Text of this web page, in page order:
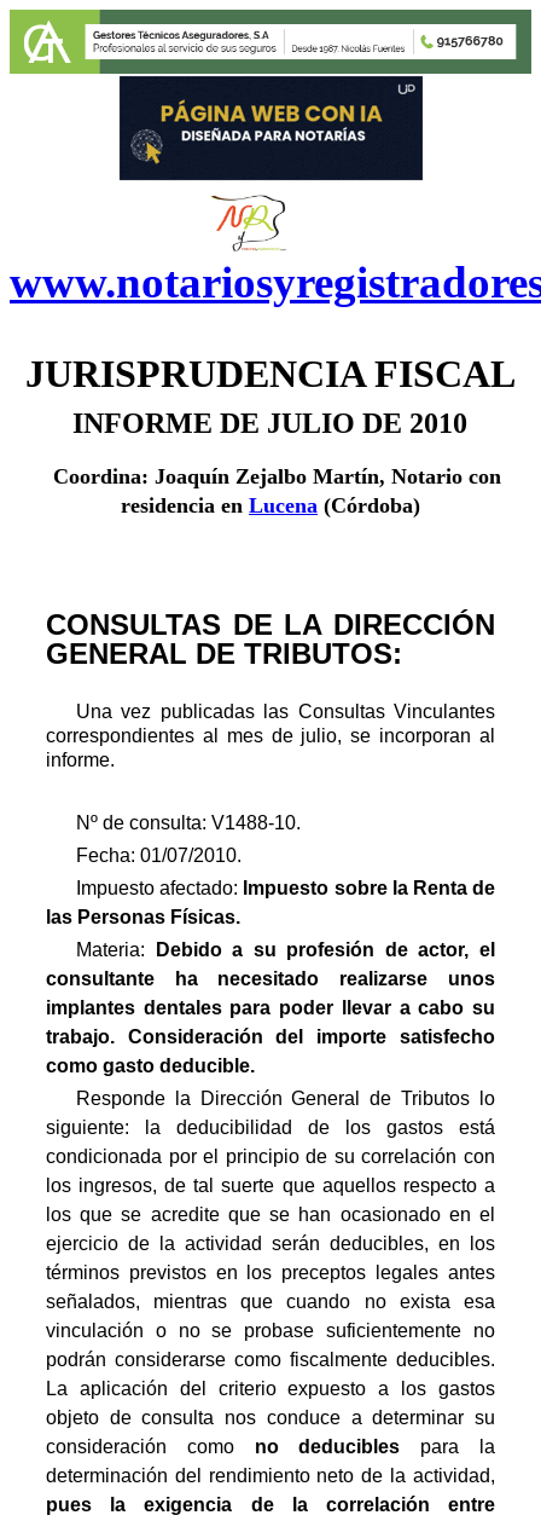
JURISPRUDENCIA FISCAL
INFORME DE JULIO DE 2010
Coordina: Joaquín Zejalbo Martín, Notario con
residencia en Lucena (Córdoba)
CONSULTAS DE LA DIRECCIÓN
GENERAL DE TRIBUTOS:
Una vez publicadas las Consultas Vinculantes
correspondientes al mes de julio, se incorporan al
informe.
Nº de consulta: V1488-10.
Fecha: 01/07/2010.
Impuesto afectado: Impuesto sobre la Renta de
las Personas Físicas.
Materia:
Debido a su profesión de actor, el
consultante ha necesitado realizarse unos
implantes dentales para poder llevar a cabo su
trabajo. Consideración del importe satisfecho
como gasto deducible.
Responde la Dirección General de Tributos lo
siguiente: la deducibilidad de los gastos está
condicionada por el principio de su correlación con
los ingresos, de tal suerte que aquellos respecto a
los que se acredite que se han ocasionado en el
ejercicio de la actividad serán deducibles, en los
términos previstos en los preceptos legales antes
señalados, mientras que cuando no exista esa
vinculación o no se probase suficientemente no
podrán considerarse como fiscalmente deducibles.
La aplicación del criterio expuesto a los gastos
objeto de consulta nos conduce a determinar su
consideración como no deducibles para la
determinación del rendimiento neto de la actividad,
pues la exigencia de la correlación entre